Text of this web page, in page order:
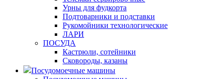
Урны для фудкорта
Подтоварники и подставки
Рукомойники технологические
ЛАРИ
ПОСУДА
Кастрюли, сотейники
Сковороды, казаны
Посудомоечные машины